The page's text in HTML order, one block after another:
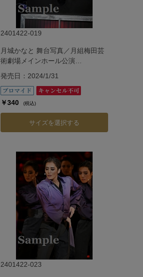
2401422-019
月城かなと 舞台写真／月組梅田芸
術劇場メインホール公演
『G.O.A.T』
発売日：2024/1/31
￥340 (税込)
サイズを選択する
2401422-023